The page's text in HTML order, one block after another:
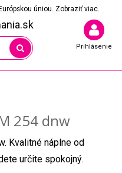
úniou. Zobraziť viac.
Prihlásenie
254 dnw
Kvalitné náplne od
určite spokojný.